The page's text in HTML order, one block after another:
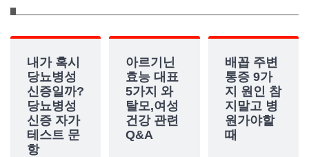
내가 혹시
당뇨병성
신증일까?
당뇨병성
신증 자가
테스트 문
항
아르기닌
효능 대표
5가지 와
탈모,여성
건강 관련
Q&A
배꼽 주변
통증 9가
지 원인 참
지말고 병
원가야할
때